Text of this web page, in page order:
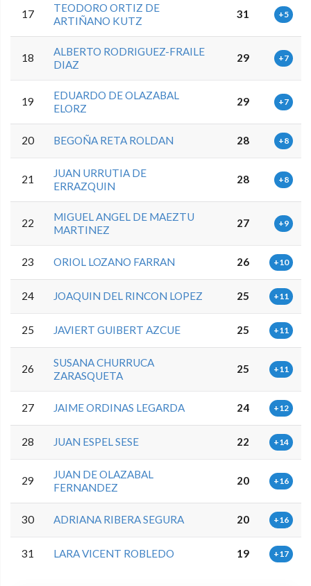
17
TEODORO ORTIZ DE
ARTIÑANO KUTZ
31 +5
18
ALBERTO RODRIGUEZ-FRAILE
DIAZ
29 +7
19
EDUARDO DE OLAZABAL
ELORZ
29 +7
20 BEGOÑA RETA ROLDAN 28 +8
21
JUAN URRUTIA DE
ERRAZQUIN
28 +8
22
MIGUEL ANGEL DE MAEZTU
MARTINEZ
27 +9
23 ORIOL LOZANO FARRAN 26 +10
24 JOAQUIN DEL RINCON LOPEZ 25 +11
25 JAVIERT GUIBERT AZCUE 25 +11
26
SUSANA CHURRUCA
ZARASQUETA
25 +11
27 JAIME ORDINAS LEGARDA 24 +12
28 JUAN ESPEL SESE 22 +14
29
JUAN DE OLAZABAL
FERNANDEZ
20 +16
30 ADRIANA RIBERA SEGURA 20 +16
31 LARA VICENT ROBLEDO 19 +17